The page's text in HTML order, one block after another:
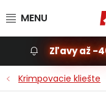
Slevoakce
Zľavy až -
Krimpovacie kliešte